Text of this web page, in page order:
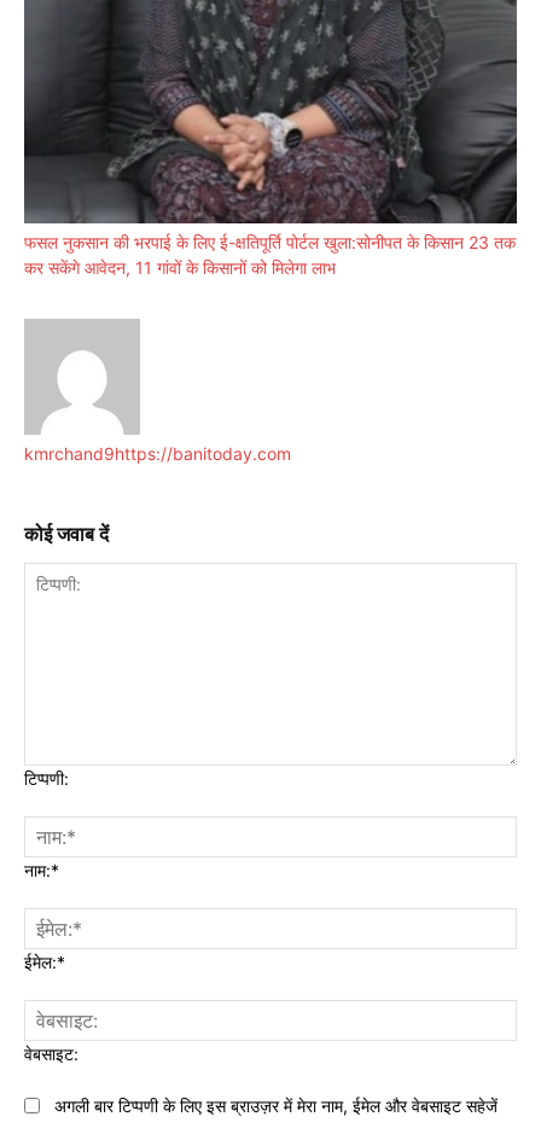
फसल नुकसान की भरपाई के लिए ई-क्षतिपूर्ति पोर्टल खुला:सोनीपत के किसान 23 तक
कर सकेंगे आवेदन, 11 गांवों के किसानों को मिलेगा लाभ
kmrchand9https://banitoday.com
कोई जवाब दें
टिप्पणी:
नाम:*
ईमेल:*
वेबसाइट:
अगली बार टिप्पणी के लिए इस ब्राउज़र में मेरा नाम, ईमेल और वेबसाइट सहेजें